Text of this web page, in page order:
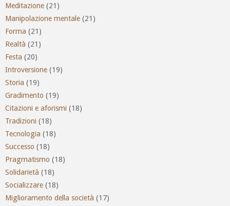
Meditazione (21)
Manipolazione mentale (21)
Forma (21)
Realtà (21)
Festa (20)
Introversione (19)
Storia (19)
Gradimento (19)
Citazioni e aforismi (18)
Tradizioni (18)
Tecnologia (18)
Successo (18)
Pragmatismo (18)
Solidarietà (18)
Socializzare (18)
Miglioramento della società (17)